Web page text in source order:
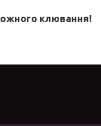
клювання!